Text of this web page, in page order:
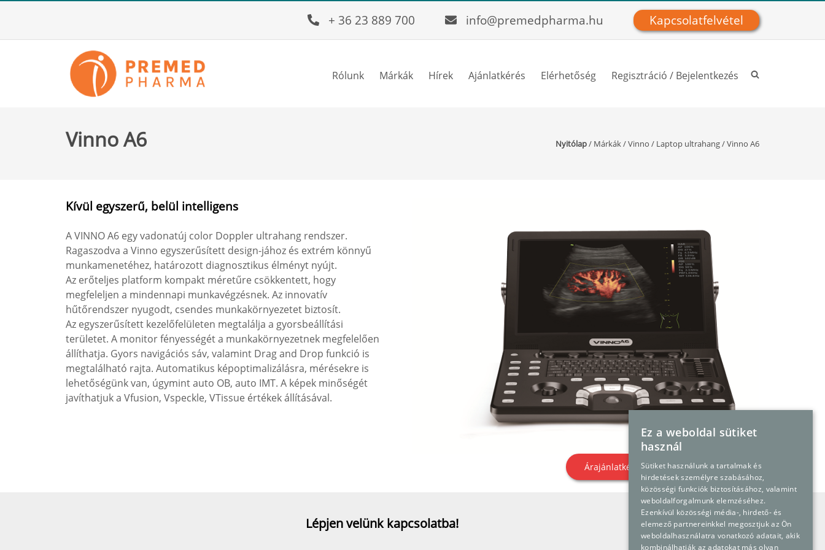
+ 36 23 889 700 info@premedpharma.hu Kapcsolatfelvétel
Rólunk Márkák Hírek Ajánlatkérés Elérhetőség Regisztráció / Bejelentkezés
Vinno A6 Nyitólap/ Márkák/Vinno / Laptop ultrahang/Vinno A6
Kívül egyszerű, belül intelligens
A VINNO A6 egy vadonatúj color Doppler ultrahang rendszer.
Ragaszodva a Vinno egyszerűsített design-jához és extrém könnyű
munkamenetéhez, határozott diagnosztikus élményt nyújt.
Az erőteljes platform kompakt méretűre csökkentett, hogy
megfeleljen a mindennapi munkavégzésnek. Az innovatív
hűtőrendszer nyugodt, csendes munkakörnyezetet biztosít.
Az egyszerűsített kezelőfelületen megtalálja a gyorsbeállítási
területet. A monitor fényességét a munkakörnyezetnek megfelelően
állíthatja. Gyors navigációs sáv, valamint Drag and Drop funkció is
megtalálható rajta. Automatikus képoptimalizálásra, mérésekre is
lehetőségünk van, úgymint auto OB, auto IMT. A képek minőségét
javíthatjuk a Vfusion, Vspeckle, VTissue értékek állításával.
Árajánlatkérés Brosúra
Lépjen velünk kapcsolatba! Kapcsolatfelvétel
Ez a weboldal sütiket
használ
Sütiket használunk a tartalmak és
hirdetések személyre szabásához,
közösségi funkciók biztosításához, valamint
weboldalforgalmunk elemzéséhez.
Ezenkívül közösségi média-, hirdető- és
elemező partnereinkkel megosztjuk az Ön
weboldalhasználatra vonatkozó adatait, akik
kombinálhatják az adatokat más olyan